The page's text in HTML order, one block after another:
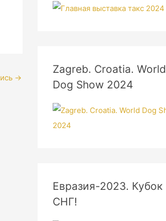
→
Zagreb. Croatia. World
Dog Show 2024
Евразия-2023. Кубок
СНГ!